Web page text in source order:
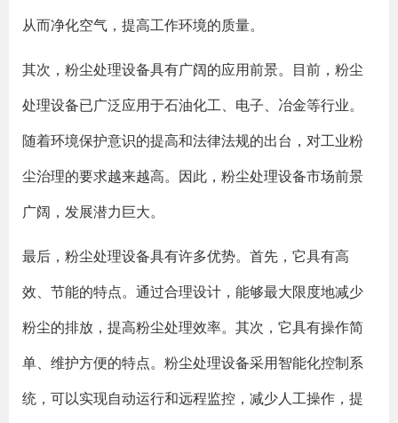
从而净化空气，提高工作环境的质量。
其次，粉尘处理设备具有广阔的应用前景。目前，粉尘
处理设备已广泛应用于石油化工、电子、冶金等行业。
随着环境保护意识的提高和法律法规的出台，对工业粉
尘治理的要求越来越高。因此，粉尘处理设备市场前景
广阔，发展潜力巨大。
最后，粉尘处理设备具有许多优势。首先，它具有高
效、节能的特点。通过合理设计，能够最大限度地减少
粉尘的排放，提高粉尘处理效率。其次，它具有操作简
单、维护方便的特点。粉尘处理设备采用智能化控制系
统，可以实现自动运行和远程监控，减少人工操作，提